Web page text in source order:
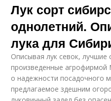
Лук сорт
однолетний.
лука для
Описывая лук севок, лучшие
произведенные агрофирмой
о надежности посадочного
предлагаемое здешним